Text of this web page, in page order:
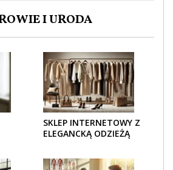
I URODA
SKLEP INTERNETOWY Z
ELEGANCKĄ ODZIEŻĄ